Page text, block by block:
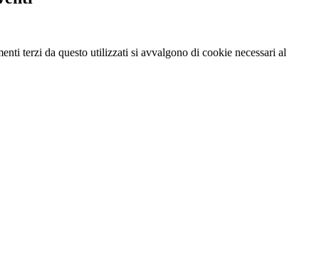
terzi da questo utilizzati si avvalgono di cookie necessari al